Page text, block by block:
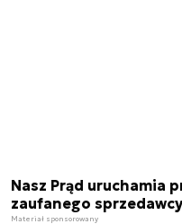
Nasz Prąd uruchamia
zaufanego
Materiał sponsorowany